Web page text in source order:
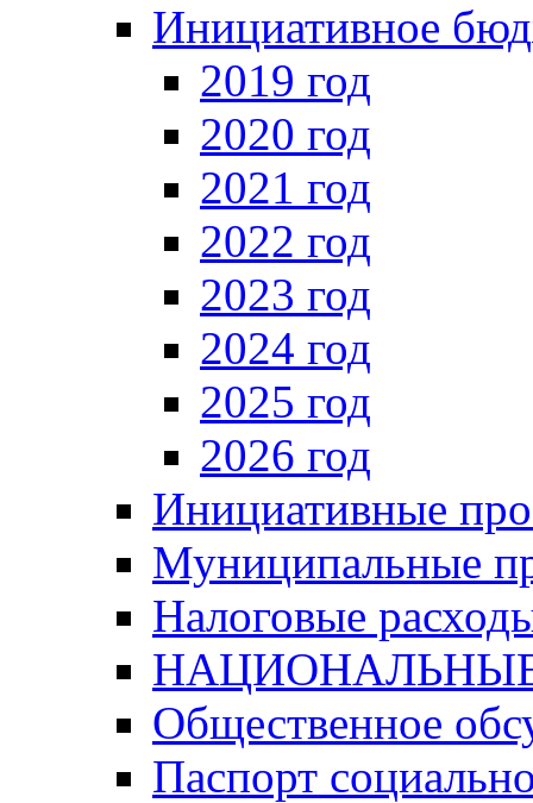
Инициативное
2019 год
2020 год
2021 год
2022 год
2023 год
2024 год
2025 год
2026 год
Инициативные
Муниципальные
Налоговые
Общественное
Паспорт